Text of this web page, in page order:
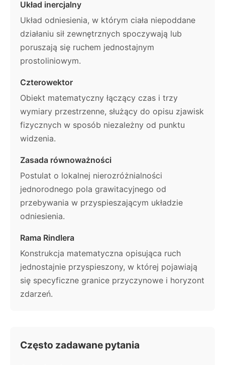
Układ inercjalny
Układ odniesienia, w którym ciała niepoddane
działaniu sił zewnętrznych spoczywają lub
poruszają się ruchem jednostajnym
prostoliniowym.
Czterowektor
Obiekt matematyczny łączący czas i trzy
wymiary przestrzenne, służący do opisu zjawisk
fizycznych w sposób niezależny od punktu
widzenia.
Zasada równoważności
Postulat o lokalnej nierozróżnialności
jednorodnego pola grawitacyjnego od
przebywania w przyspieszającym układzie
odniesienia.
Rama Rindlera
Konstrukcja matematyczna opisująca ruch
jednostajnie przyspieszony, w której pojawiają
się specyficzne granice przyczynowe i horyzont
zdarzeń.
Często zadawane pytania